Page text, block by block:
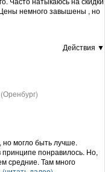
немного завышены , но
Действия ▼
(Оренбург)
но могло быть лучше.
понравилось. Но,
средние. Там много